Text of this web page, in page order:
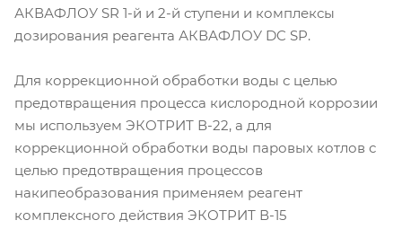
АКВАФЛОУ SR 1-й и 2-й ступени и комплексы
дозирования реагента АКВАФЛОУ DC SP.
Для коррекционной обработки воды с целью
предотвращения процесса кислородной коррозии
мы используем ЭКОТРИТ В-22, а для
коррекционной обработки воды паровых котлов с
целью предотвращения процессов
накипеобразования применяем реагент
комплексного действия ЭКОТРИТ В-15